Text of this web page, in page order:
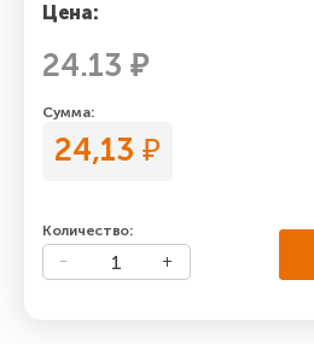
Цена:
24.13 ₽
Сумма:
24,13 ₽
Количество: